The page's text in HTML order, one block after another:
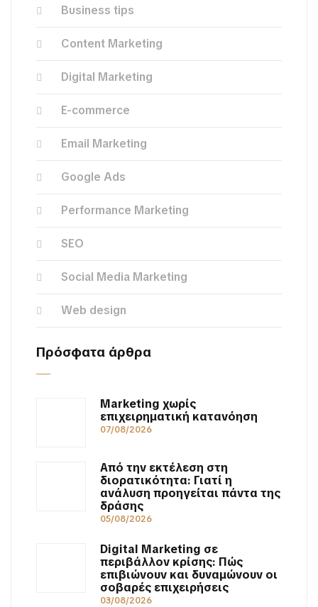
Business tips
Content Marketing
Digital Marketing
E-commerce
Email Marketing
Google Ads
Performance Marketing
SEO
Social Media Marketing
Web design
Πρόσφατα άρθρα
Marketing χωρίς
επιχειρηματική κατανόηση
07/08/2026
Από την εκτέλεση στη
διορατικότητα: Γιατί η
ανάλυση προηγείται πάντα της
δράσης
05/08/2026
Digital Marketing σε
περιβάλλον κρίσης: Πώς
επιβιώνουν και δυναμώνουν οι
σοβαρές επιχειρήσεις
03/08/2026